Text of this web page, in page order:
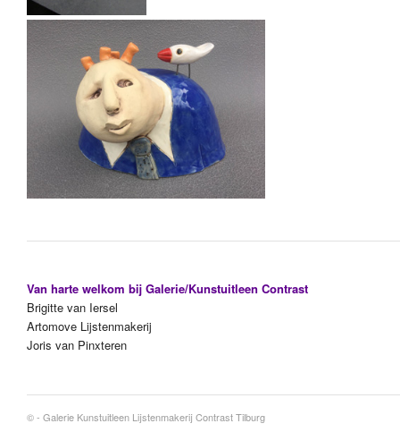
Van harte welkom bij Galerie/Kunstuitleen Contrast
Brigitte van Iersel
Artomove Lijstenmakerij
Joris van Pinxteren
© - Galerie Kunstuitleen Lijstenmakerij Contrast Tilburg